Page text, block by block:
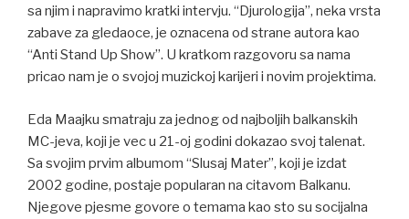
sa njim i napravimo kratki intervju. “Djurologija”, neka vrsta
zabave za gledaoce, je oznacena od strane autora kao
“Anti Stand Up Show”. U kratkom razgovoru sa nama
pricao nam je o svojoj muzickoj karijeri i novim projektima.
Eda Maajku smatraju za jednog od najboljih balkanskih
MC-jeva, koji je vec u 21-oj godini dokazao svoj talenat.
Sa svojim prvim albumom “Slusaj Mater”, koji je izdat
2002 godine, postaje popularan na citavom Balkanu.
Njegove pjesme govore o temama kao sto su socijalna